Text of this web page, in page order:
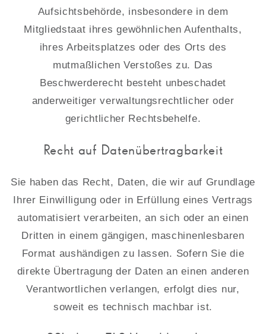
Aufsichtsbehörde, insbesondere in dem
Mitgliedstaat ihres gewöhnlichen Aufenthalts,
ihres Arbeitsplatzes oder des Orts des
mutmaßlichen Verstoßes zu. Das
Beschwerderecht besteht unbeschadet
anderweitiger verwaltungsrechtlicher oder
gerichtlicher Rechtsbehelfe.
Recht auf Datenübertragbarkeit
Sie haben das Recht, Daten, die wir auf Grundlage
Ihrer Einwilligung oder in Erfüllung eines Vertrags
automatisiert verarbeiten, an sich oder an einen
Dritten in einem gängigen, maschinenlesbaren
Format aushändigen zu lassen. Sofern Sie die
direkte Übertragung der Daten an einen anderen
Verantwortlichen verlangen, erfolgt dies nur,
soweit es technisch machbar ist.